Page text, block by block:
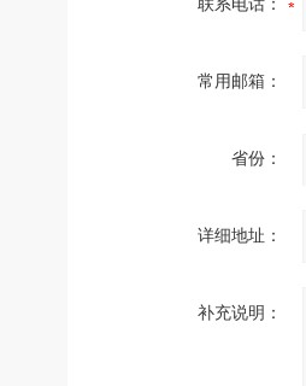
联系电话：
常用邮箱：
省份：
详细地址：
补充说明：